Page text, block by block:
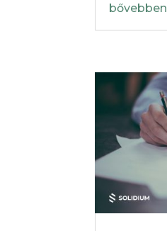
bővebben